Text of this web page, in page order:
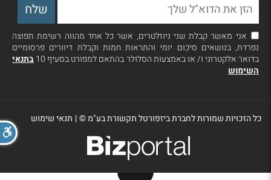
אני מאשר קבלת שני ניוזלטרים, אשר כל אחד מהווה רשימת תפוצה
נפרדת, בנושאים סיכום יומי והתראות חמות וקבלת דיוורים פרסומיים
בדואר אלקטרוני ו/ או באמצעות הסלולר בהתאם למפורט בסעיף 10
בתנאי
השימוש
כל הזכויות שמורות לחברת ביזפורטל תקשורת בע"מ ©| תנאי שימוש